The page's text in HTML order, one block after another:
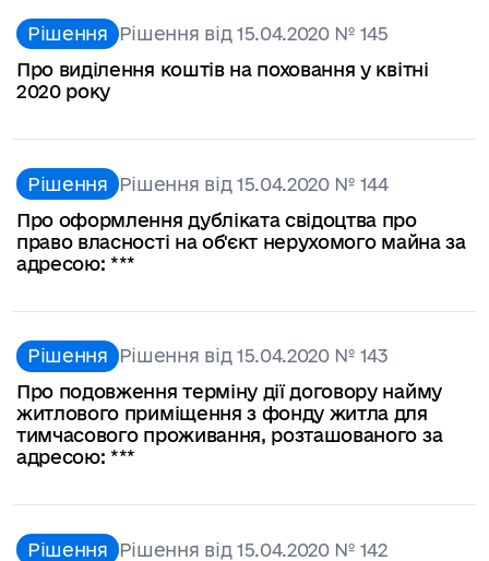
Рішення Рішення від 15.04.2020 № 145
Про виділення коштів на поховання у квітні
2020 року
Рішення Рішення від 15.04.2020 № 144
Про оформлення дубліката свідоцтва про
право власності на об'єкт нерухомого майна за
адресою: ***
Рішення Рішення від 15.04.2020 № 143
Про подовження терміну дії договору найму
житлового приміщення з фонду житла для
тимчасового проживання, розташованого за
адресою: ***
Рішення Рішення від 15.04.2020 № 142